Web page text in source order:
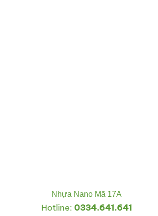
Nhựa Nano Mã 17A
Hotline: 0334.641.641